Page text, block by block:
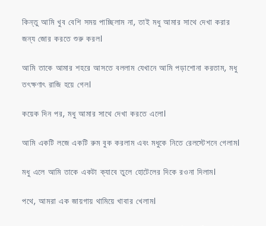
কিন্তু আমি খুব বেশি সময় পাচ্ছিলাম না, তাই মধু আমার সাথে দেখা করার
জন্য জোর করতে শুরু করল।
আমি তাকে আমার শহরে আসতে বললাম যেখানে আমি পড়াশোনা করতাম, মধু
তৎক্ষণাৎ রাজি হয়ে গেল।
কয়েক দিন পর, মধু আমার সাথে দেখা করতে এলো।
আমি একটি লজে একটি রুম বুক করলাম এবং মধুকে নিতে রেলস্টেশনে গেলাম।
মধু এলে আমি তাকে একটা ক্যাবে তুলে হোটেলের দিকে রওনা দিলাম।
পথে, আমরা এক জায়গায় থামিয়ে খাবার খেলাম।